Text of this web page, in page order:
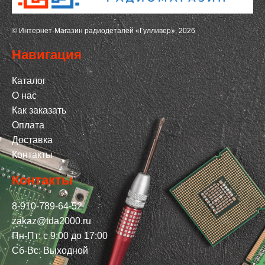
© Интернет-Магазин радиодеталей «Гулливер», 2026
Навигация
Каталог
О нас
Как заказать
Оплата
Доставка
Контакты
Контакты
8-910-789-64-52
zakaz@tda2000.ru
Пн-Пт: с 9:00 до 17:00
Сб-Вс: Выходной